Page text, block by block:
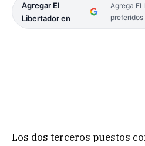
Agregar El
Libertador en
Agrega El
preferidos
Los dos terceros puestos